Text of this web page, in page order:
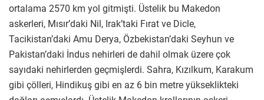
ortalama 2570 km yol gitmişti. Üstelik bu Makedon
askerleri, Mısır’daki Nil, Irak’taki Fırat ve Dicle,
Tacikistan’daki Amu Derya, Özbekistan’daki Seyhun ve
Pakistan’daki İndus nehirleri de dahil olmak üzere çok
sayıdaki nehirlerden geçmişlerdi. Sahra, Kızılkum, Karakum
gibi çölleri, Hindikuş gibi en az 6 bin metre yükseklikteki